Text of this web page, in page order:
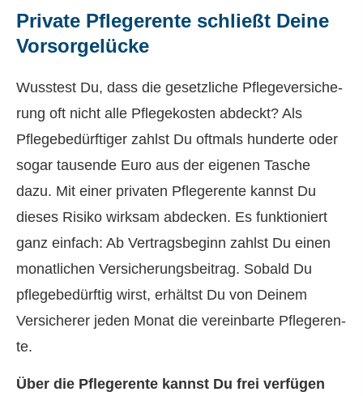
Private Pfle­ge­ren­te schließt Deine
Vorsorgelücke
Wusstest Du, dass die gesetzliche Pflege­ver­si­che­
rung oft nicht alle Pflegekosten abdeckt? Als
Pflegebedürftiger zahlst Du oftmals hunderte oder
sogar tausende Euro aus der eigenen Tasche
dazu. Mit einer privaten Pfle­ge­ren­te kannst Du
dieses Risiko wirksam abdecken. Es funktioniert
ganz einfach: Ab Vertragsbeginn zahlst Du einen
monatlichen Versicherungsbeitrag. Sobald Du
pflegebedürftig wirst, erhältst Du von Deinem
Versicherer jeden Monat die vereinbarte Pfle­ge­ren­
te.
Über die Pfle­ge­ren­te kannst Du frei verfügen